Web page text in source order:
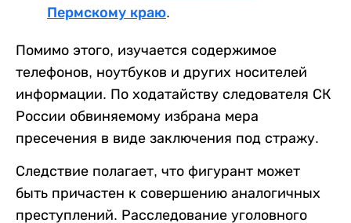
Пермскому краю.
Помимо этого, изучается содержимое
телефонов, ноутбуков и других носителей
информации. По ходатайству следователя СК
России обвиняемому избрана мера
пресечения в виде заключения под стражу.
Следствие полагает, что фигурант может
быть причастен к совершению аналогичных
преступлений. Расследование уголовного